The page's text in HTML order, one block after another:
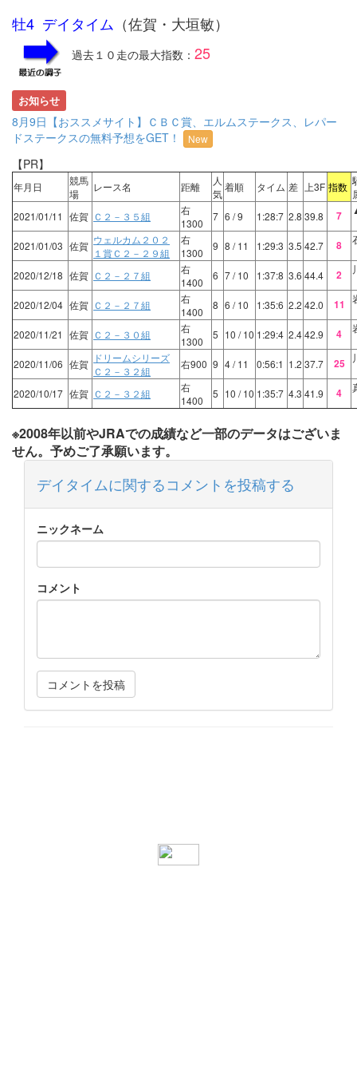
牡4 デイタイム （佐賀・大垣敏）
過去１０走の最大指数： 25
お知らせ
8月9日【おススメサイト】ＣＢＣ賞、エルムステークス、レパー
ドステークスの無料予想をGET！
New
【PR】
年月日
競馬
場
レース名 距離
人
気
着順 タイム 差 上3F 指数
2021/01/11 佐賀 Ｃ２－３５組
右
1300
7 6 / 9 1:28:7 2.8 39.8 7
2021/01/03 佐賀 ウェルカム２０２
１賞Ｃ２－２９組
右
1300
9 8 / 11 1:29:3 3.5 42.7 8
2020/12/18 佐賀 Ｃ２－２７組
右
1400
6 7/ 10 1:37:8 3.6 44.4 2
2020/12/04 佐賀 Ｃ２－２７組
右
1400
8 6 / 10 1:35:6 2.2 42.0 11
2020/11/21 佐賀 Ｃ２－３０組
右
1300
5 10 / 10 1:29:4 2.442.9 4
2020/11/06 佐賀 ドリームシリーズ
Ｃ２－３２組
右900 9 4/ 11 0:56:1 1.2 37.7 25
2020/10/17 佐賀 Ｃ２－３２組
右
1400
5 10 / 10 1:35:7 4.3 41.9 4
※2008年以前やJRAでの成績など一部のデータはございま
せん。予めご了承願います。
デイタイムに関するコメントを投稿する
ニックネーム
コメント